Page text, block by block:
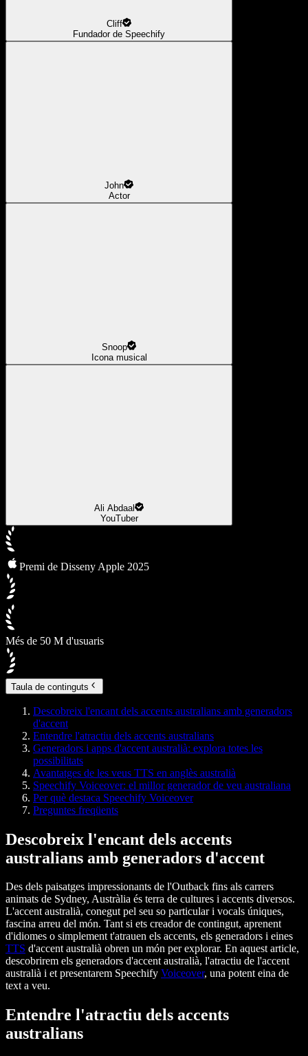
Cliff
Fundador de Speechify
John
Actor
Snoop
Icona musical
Ali Abdaal
YouTuber
Premi de Disseny Apple 2025
Més de 50 M d'usuaris
Taula de continguts
Descobreix l'encant dels accents australians amb generadors
d'accent
Entendre l'atractiu dels accents australians
Generadors i apps d'accent australià: explora totes les
possibilitats
Avantatges de les veus TTS en anglès australià
Speechify Voiceover: el millor generador de veu australiana
Per què destaca Speechify Voiceover
Preguntes freqüents
Descobreix l'encant dels accents
australians amb generadors d'accent
Des dels paisatges impressionants de l'Outback fins als carrers
animats de Sydney, Austràlia és terra de cultures i accents diversos.
L'accent australià, conegut pel seu so particular i vocals úniques,
fascina arreu del món. Tant si ets creador de contingut, aprenent
d'idiomes o simplement t'atrauen els accents, els generadors i eines
TTS d'accent australià obren un món per explorar. En aquest article,
descobrirem els generadors d'accent australià, l'atractiu de l'accent
australià i et presentarem Speechify Voiceover, una potent eina de
text a veu.
Entendre l'atractiu dels accents
australians